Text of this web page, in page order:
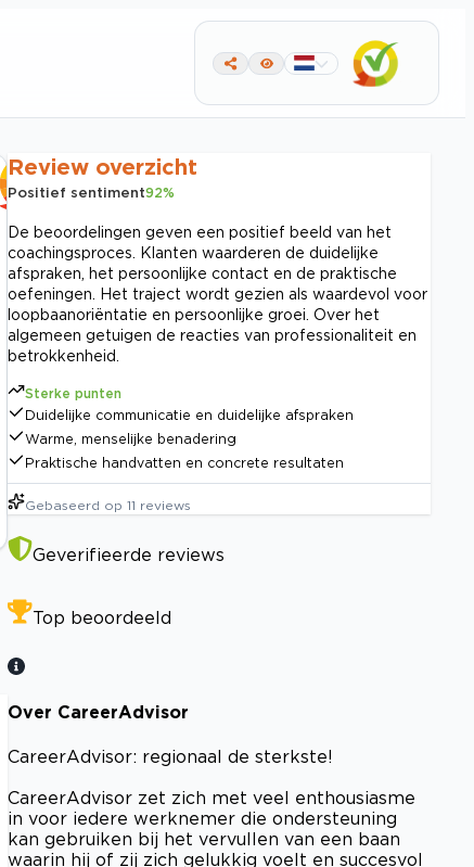
Review overzicht
Positief sentiment92%
De beoordelingen geven een positief beeld van het
coachingsproces. Klanten waarderen de duidelijke
afspraken, het persoonlijke contact en de praktische
oefeningen. Het traject wordt gezien als waardevol voor
loopbaanoriëntatie en persoonlijke groei. Over het
algemeen getuigen de reacties van professionaliteit en
betrokkenheid.
Sterke punten
Duidelijke communicatie en duidelijke afspraken
Warme, menselijke benadering
Praktische handvatten en concrete resultaten
Gebaseerd op 11 reviews
Geverifieerde reviews
Top beoordeeld
Over CareerAdvisor
CareerAdvisor: regionaal de sterkste!
CareerAdvisor zet zich met veel enthousiasme
in voor iedere werknemer die ondersteuning
kan gebruiken bij het vervullen van een baan
waarin hij of zij zich gelukkig voelt en succesvol